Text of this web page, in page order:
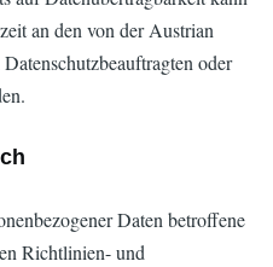
an den von der Austrian
oder
Daten betroffene
Richtlinien- und